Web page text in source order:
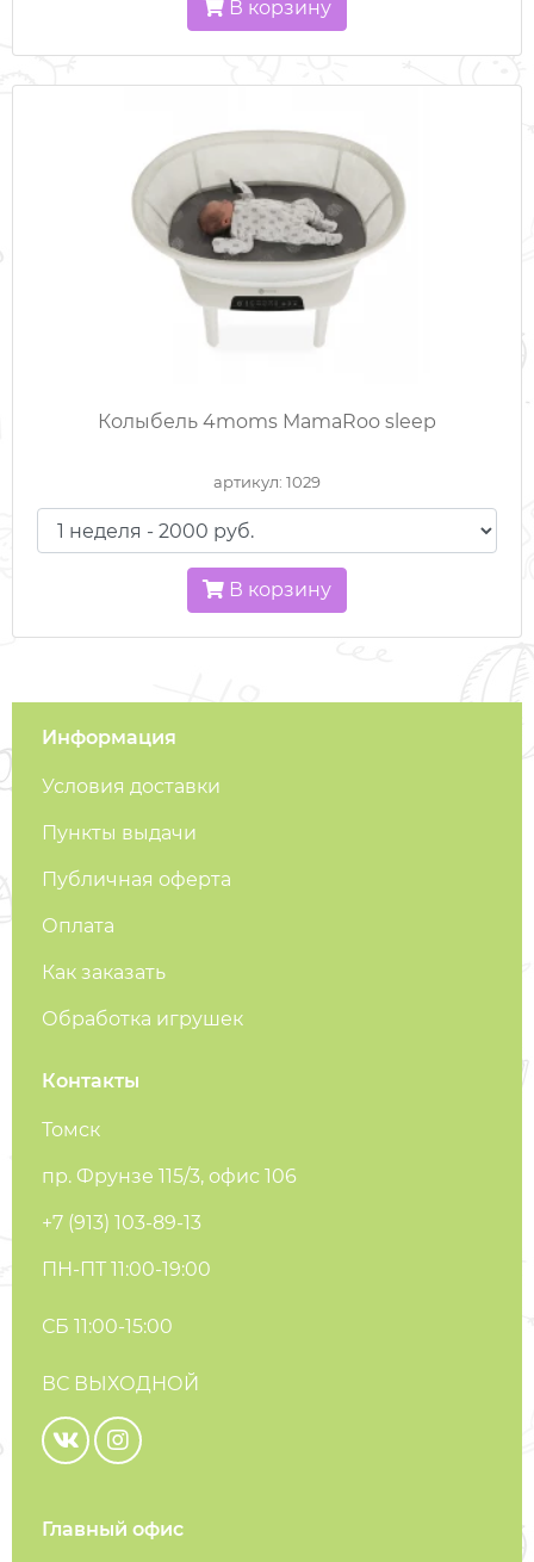
В корзину
Колыбель 4moms MamaRoo sleep
артикул: 1029
В корзину
Информация
Условия доставки
Пункты выдачи
Публичная оферта
Оплата
Как заказать
Обработка игрушек
Контакты
Томск
пр. Фрунзе 115/3, офис 106
+7 (913) 103-89-13
ПН-ПТ 11:00-19:00
СБ 11:00-15:00
ВС ВЫХОДНОЙ
Главный офис